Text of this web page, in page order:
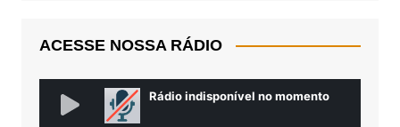
ACESSE NOSSA RÁDIO